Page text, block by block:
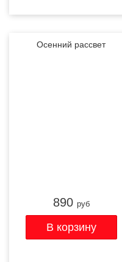
Осенний рассвет
890 руб